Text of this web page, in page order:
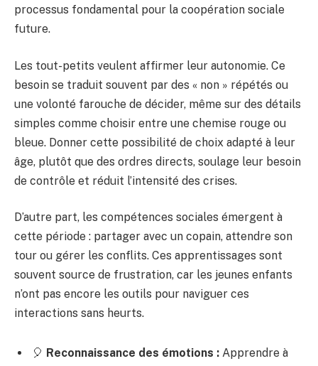
processus fondamental pour la coopération sociale
future.
Les tout-petits veulent affirmer leur autonomie. Ce
besoin se traduit souvent par des « non » répétés ou
une volonté farouche de décider, même sur des détails
simples comme choisir entre une chemise rouge ou
bleue. Donner cette possibilité de choix adapté à leur
âge, plutôt que des ordres directs, soulage leur besoin
de contrôle et réduit l’intensité des crises.
D’autre part, les compétences sociales émergent à
cette période : partager avec un copain, attendre son
tour ou gérer les conflits. Ces apprentissages sont
souvent source de frustration, car les jeunes enfants
n’ont pas encore les outils pour naviguer ces
interactions sans heurts.
🎈 Reconnaissance des émotions : Apprendre à